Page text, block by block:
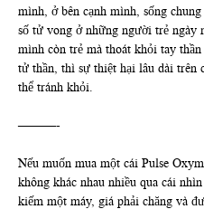
mình, ở bên cạnh mình, sống
số tử vong ở những người trẻ ngày
mình còn trẻ mà thoát khỏi tay
tử thần, thì sự thiệt hại lâu dài trên
thể tránh khỏi.
———-
Nếu muốn mua một cái Pulse
không khác nhau nhiều qua cái
kiếm một máy, giá phải chăng và